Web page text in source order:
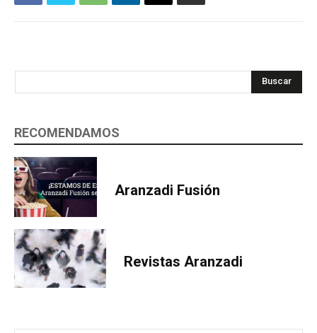
Buscar
RECOMENDAMOS
Aranzadi Fusión
Revistas Aranzadi